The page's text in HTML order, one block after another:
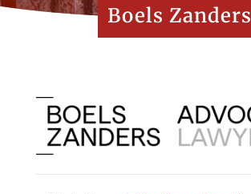
Boels Zanders